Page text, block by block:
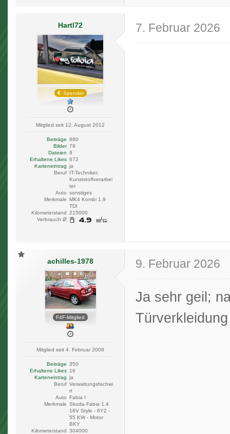
Hartl72
Spender
Mitglied seit 12. August 2012
Beiträge 880
Bilder 79
Dateien 8
Erhaltene Likes 672
Karteneintrag ja
Beruf IT-Techniker,
Kunststoffverarbei
ter
Auto sonstiges
Merkmale MK4 Kombi 1.9
TDI
Kilometerstand 215000
Verbrauch Ø
7. Februar 2026
achilles-1978
F4F-Mitglied
Mitglied seit 4. Februar 2008
Beiträge 350
Erhaltene Likes 16
Karteneintrag ja
Beruf Verwaltungsfachwi
rt
Auto Fabia I
Merkmale Skoda Fabia 1.4
16V Style - 6Y2 -
55 KW - Motor
BKY
Kilometerstand 304000
9. Februar 2026
Ja sehr geil;